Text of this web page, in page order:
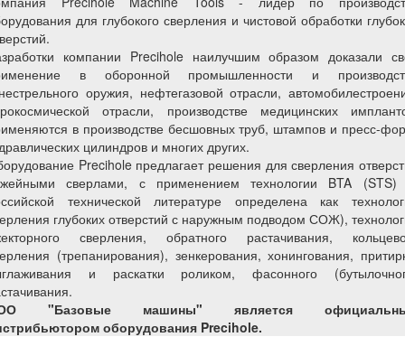
для глубокого сверления и чистовой обработки
компании Precihole наилучшим образом доказали
в оборонной промышленности и
оружия, нефтегазовой отрасли,
отрасли, производстве медицинских
в производстве бесшовных труб, штампов и пресс-
цилиндров и многих других.
Precihole предлагает решения для сверления
сверлами, с применением технологии BTA (STS)
технической литературе определена как
глубоких отверстий с наружным подводом СОЖ),
сверления, обратного растачивания,
(трепанирования), зенкерования, хонингования,
и раскатки роликом, фасонного
"Базовые машины" является
оборудования Precihole.